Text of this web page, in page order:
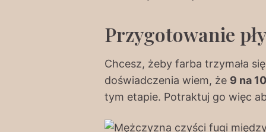
Przygotowanie
Chcesz, żeby farba trzymała
doświadczenia wiem, że 9 na
tym etapie. Potraktuj go więc